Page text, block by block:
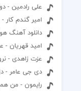
علی رادمین -
امیر گندم کار
دانلود آهنگ
امید قهریان
عزت زاهدی -
دی جی عامر -
رایمون - من